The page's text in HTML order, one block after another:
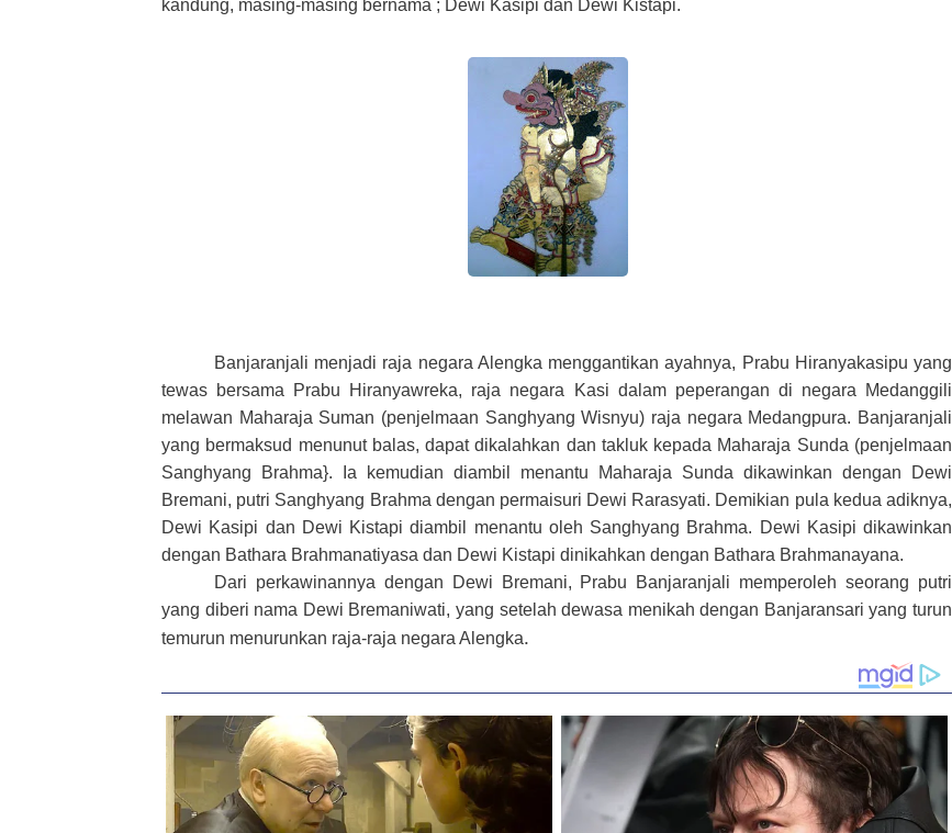
kandung, masing-masing bernama ; Dewi Kasipi dan Dewi Kistapi.
Banjaranjali menjadi raja negara Alengka menggantikan ayahnya, Prabu Hiranyakasipu yang
tewas bersama Prabu Hiranyawreka, raja negara Kasi dalam peperangan di negara Medanggili
melawan Maharaja Suman (penjelmaan Sanghyang Wisnyu) raja negara Medangpura. Banjaranjali
yang bermaksud menunut balas, dapat dikalahkan dan takluk kepada Maharaja Sunda (penjelmaan
Sanghyang Brahma}. Ia kemudian diambil menantu Maharaja Sunda dikawinkan dengan Dewi
Bremani, putri Sanghyang Brahma dengan permaisuri Dewi Rarasyati. Demikian pula kedua adiknya,
Dewi Kasipi dan Dewi Kistapi diambil menantu oleh Sanghyang Brahma. Dewi Kasipi dikawinkan
dengan Bathara Brahmanatiyasa dan Dewi Kistapi dinikahkan dengan Bathara Brahmanayana.
Dari perkawinannya dengan Dewi Bremani, Prabu Banjaranjali memperoleh seorang putri
yang diberi nama Dewi Bremaniwati, yang setelah dewasa menikah dengan Banjaransari yang turun
temurun menurunkan raja-raja negara Alengka.